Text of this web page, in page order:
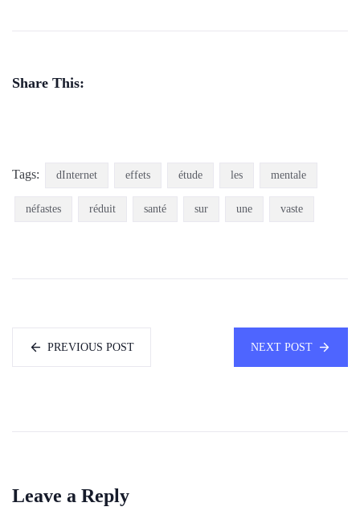
Share This:
Tags: dInternet effets étude les mentale
néfastes réduit santé sur une vaste
PREVIOUS POST NEXT POST
Leave a Reply